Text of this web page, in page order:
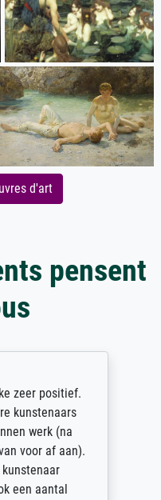
d'art
pensent
zeer positief.
kunstenaars
werk (na
voor af aan).
een aantal